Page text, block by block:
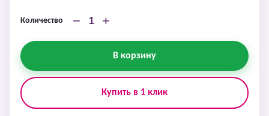
Количество − +
В корзину
Купить в 1 клик